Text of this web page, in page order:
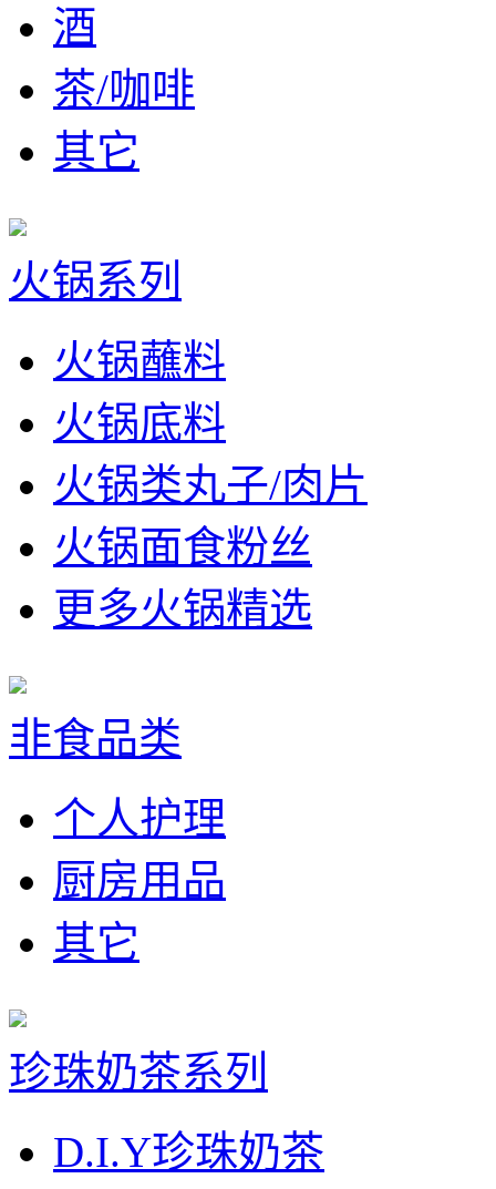
酒
茶/咖啡
其它
火锅系列
火锅蘸料
火锅底料
火锅类丸子/肉片
火锅面食粉丝
更多火锅精选
非食品类
个人护理
厨房用品
其它
珍珠奶茶系列
D.I.Y珍珠奶茶